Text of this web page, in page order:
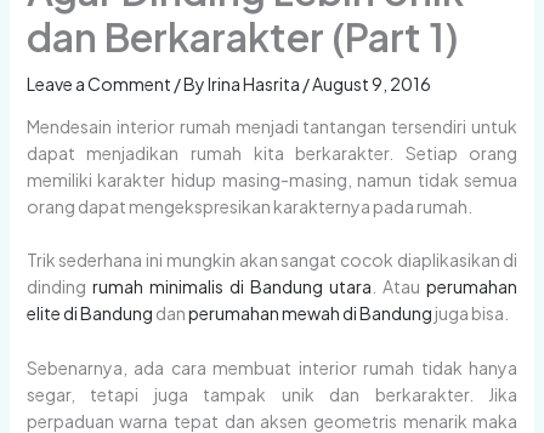
dan Berkarakter (Part 1)
Leave a Comment / ByIrina Hasrita /August 9, 2016
Mendesain interior rumah menjadi tantangan tersendiri untuk
dapat menjadikan rumah kita berkarakter. Setiap orang
memiliki karakter hidup masing-masing, namun tidak semua
orang dapat mengekspresikan karakternya pada rumah.
Trik sederhana ini mungkin akan sangat cocok diaplikasikan di
dinding rumah minimalis di Bandung utara . Atauperumahan
elite di Bandung danperumahan mewah di Bandung juga bisa.
Sebenarnya, ada cara membuat interior rumah tidak hanya
segar, tetapi juga tampak unik dan berkarakter. Jika
perpaduan warna tepat dan aksen geometris menarik maka